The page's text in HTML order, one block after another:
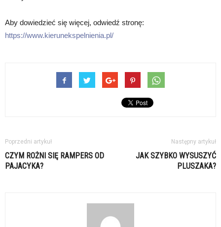
Aby dowiedzieć się więcej, odwiedź stronę:
https://www.kierunekspelnienia.pl/
Poprzedni artykuł
CZYM ROŻNI SIĘ RAMPERS OD
PAJACYKA?
Następny artykuł
JAK SZYBKO WYSUSZYĆ
PLUSZAKA?